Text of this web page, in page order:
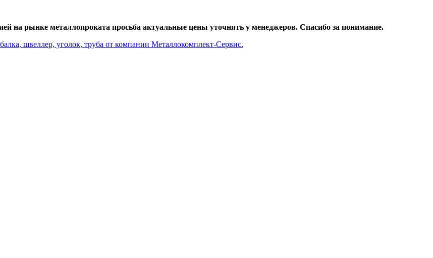
на рынке металлопроката просьба актуальные цены уточнять у менеджеров. Спасибо за понимание.